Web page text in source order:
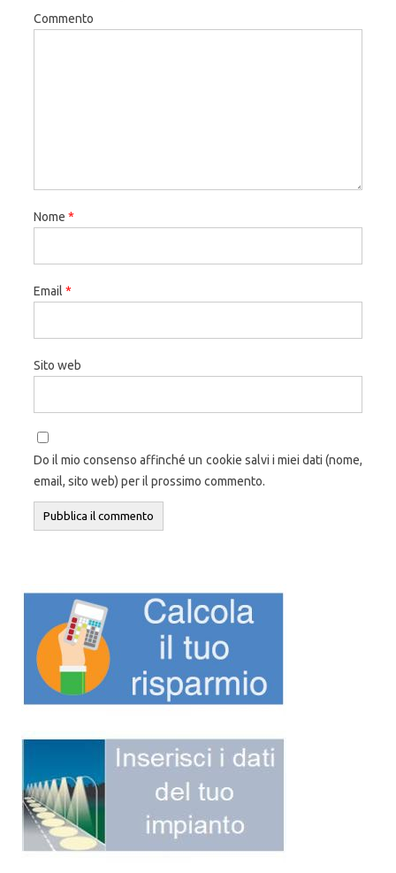
Commento
Nome *
Email *
Sito web
Do il mio consenso affinché un cookie salvi i miei dati (nome,
email, sito web) per il prossimo commento.